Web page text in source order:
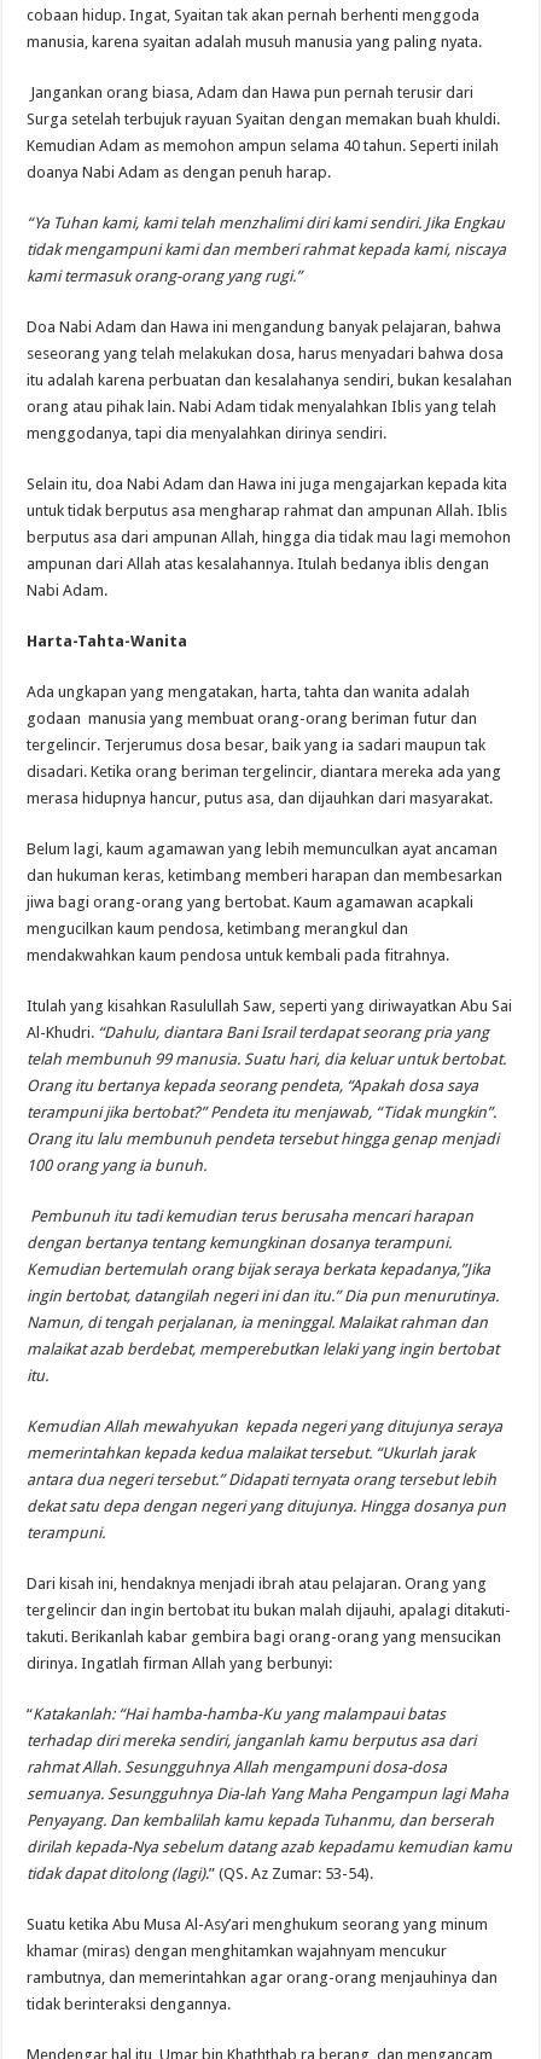
cobaan hidup. Ingat, Syaitan tak akan pernah berhenti menggoda
manusia, karena syaitan adalah musuh manusia yang paling nyata.
Jangankan orang biasa, Adam dan Hawa pun pernah terusir dari
Surga setelah terbujuk rayuan Syaitan dengan memakan buah khuldi.
Kemudian Adam as memohon ampun selama 40 tahun. Seperti inilah
doanya Nabi Adam as dengan penuh harap.
“Ya Tuhan kami, kami telah menzhalimi diri kami sendiri. Jika Engkau
tidak mengampuni kami dan memberi rahmat kepada kami, niscaya
kami termasuk orang-orang yang rugi.”
Doa Nabi Adam dan Hawa ini mengandung banyak pelajaran, bahwa
seseorang yang telah melakukan dosa, harus menyadari bahwa dosa
itu adalah karena perbuatan dan kesalahanya sendiri, bukan kesalahan
orang atau pihak lain. Nabi Adam tidak menyalahkan Iblis yang telah
menggodanya, tapi dia menyalahkan dirinya sendiri.
Selain itu, doa Nabi Adam dan Hawa ini juga mengajarkan kepada kita
untuk tidak berputus asa mengharap rahmat dan ampunan Allah. Iblis
berputus asa dari ampunan Allah, hingga dia tidak mau lagi memohon
ampunan dari Allah atas kesalahannya. Itulah bedanya iblis dengan
Nabi Adam.
Harta-Tahta-Wanita
Ada ungkapan yang mengatakan, harta, tahta dan wanita adalah
godaan manusia yang membuat orang-orang beriman futur dan
tergelincir. Terjerumus dosa besar, baik yang ia sadari maupun tak
disadari. Ketika orang beriman tergelincir, diantara mereka ada yang
merasa hidupnya hancur, putus asa, dan dijauhkan dari masyarakat.
Belum lagi, kaum agamawan yang lebih memunculkan ayat ancaman
dan hukuman keras, ketimbang memberi harapan dan membesarkan
jiwa bagi orang-orang yang bertobat. Kaum agamawan acapkali
mengucilkan kaum pendosa, ketimbang merangkul dan
mendakwahkan kaum pendosa untuk kembali pada fitrahnya.
Itulah yang kisahkan Rasulullah Saw, seperti yang diriwayatkan Abu Sai
Al-Khudri. “Dahulu, diantara Bani Israil terdapat seorang pria yang
telah membunuh 99 manusia. Suatu hari, dia keluar untuk bertobat.
Orang itu bertanya kepada seorang pendeta, “Apakah dosa saya
terampuni jika bertobat?” Pendeta itu menjawab, “Tidak mungkin”.
Orang itu lalu membunuh pendeta tersebut hingga genap menjadi
100 orang yang ia bunuh.
Pembunuh itu tadi kemudian terus berusaha mencari harapan
dengan bertanya tentang kemungkinan dosanya terampuni.
Kemudian bertemulah orang bijak seraya berkata kepadanya,”Jika
ingin bertobat, datangilah negeri ini dan itu.” Dia pun menurutinya.
Namun, di tengah perjalanan, ia meninggal. Malaikat rahman dan
malaikat azab berdebat, memperebutkan lelaki yang ingin bertobat
itu.
Kemudian Allah mewahyukan kepada negeri yang ditujunya seraya
memerintahkan kepada kedua malaikat tersebut. “Ukurlah jarak
antara dua negeri tersebut.” Didapati ternyata orang tersebut lebih
dekat satu depa dengan negeri yang ditujunya. Hingga dosanya pun
terampuni.
Dari kisah ini, hendaknya menjadi ibrah atau pelajaran. Orang yang
tergelincir dan ingin bertobat itu bukan malah dijauhi, apalagi ditakuti-
takuti. Berikanlah kabar gembira bagi orang-orang yang mensucikan
dirinya. Ingatlah firman Allah yang berbunyi:
“Katakanlah: “Hai hamba-hamba-Ku yang malampaui batas
terhadap diri mereka sendiri, janganlah kamu berputus asa dari
rahmat Allah. Sesungguhnya Allah mengampuni dosa-dosa
semuanya. Sesungguhnya Dia-lah Yang Maha Pengampun lagi Maha
Penyayang. Dan kembalilah kamu kepada Tuhanmu, dan berserah
dirilah kepada-Nya sebelum datang azab kepadamu kemudian kamu
tidak dapat ditolong (lagi).” (QS. Az Zumar: 53-54).
Suatu ketika Abu Musa Al-Asy’ari menghukum seorang yang minum
khamar (miras) dengan menghitamkan wajahnyam mencukur
rambutnya, dan memerintahkan agar orang-orang menjauhinya dan
tidak berinteraksi dengannya.
Mendengar hal itu, Umar bin Khaththab ra berang dan mengancam